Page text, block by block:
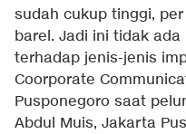
sudah cukup tinggi,
barel. Jadi ini tidak
terhadap jenis-jenis
Coorporate
Pusponegoro saat
Abdul Muis, Jakarta